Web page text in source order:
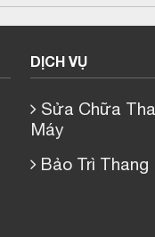
DỊCH VỤ
Sửa Chữa
Máy
Bảo Trì Thang